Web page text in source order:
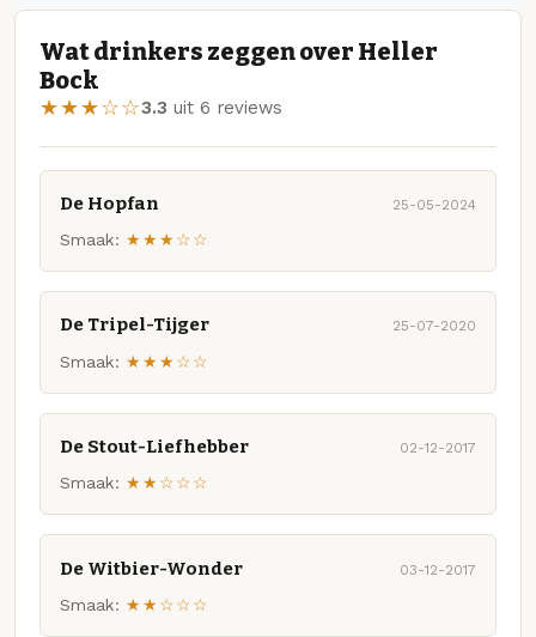
Wat drinkers zeggen over Heller
Bock
★★★☆☆3.3 uit 6 reviews
De Hopfan 25-05-2024
Smaak: ★★★☆☆
De Tripel-Tijger 25-07-2020
Smaak: ★★★☆☆
De Stout-Liefhebber 02-12-2017
Smaak: ★★☆☆☆
De Witbier-Wonder 03-12-2017
Smaak: ★★☆☆☆